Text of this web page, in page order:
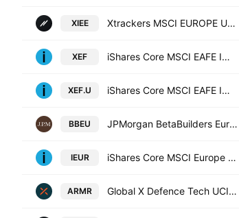
XIEE Xtrackers MSCI EUROPE UCITS ETF Distribution 1D
XEF iShares Core MSCI EAFE IMI Index ETF
XEF.U iShares Core MSCI EAFE IMI Index ETF Trust Units
BBEU JPMorgan BetaBuilders Europe ETF
IEUR iShares Core MSCI Europe ETF
ARMR Global X Defence Tech UCITS ETF